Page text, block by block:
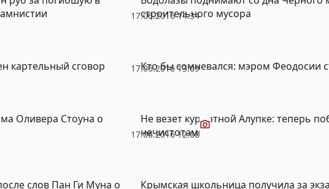
17.06.2016 14:34
строительного мусора
17.06.2016 13:09
картельный сговор Кто бы сомневался: мэром Феодосии
17.06.2016 12:08
Оливера Стоуна о
Видео
Не везет курортной Алупке: теперь
нечистотами
слов Пан Ги Муна о Крымская школьница получила за